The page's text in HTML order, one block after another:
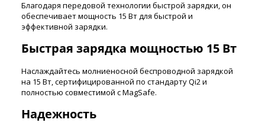
Благодаря передовой технологии быстрой зарядки, он
обеспечивает мощность 15 Вт для быстрой и
эффективной зарядки.
Быстрая зарядка мощностью 15 Вт
Наслаждайтесь молниеносной беспроводной зарядкой
на 15 Вт, сертифицированной по стандарту Qi2 и
полностью совместимой с MagSafe.
Надежность